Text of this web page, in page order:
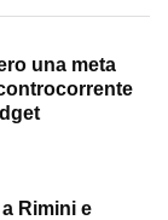
una meta
Rimini e